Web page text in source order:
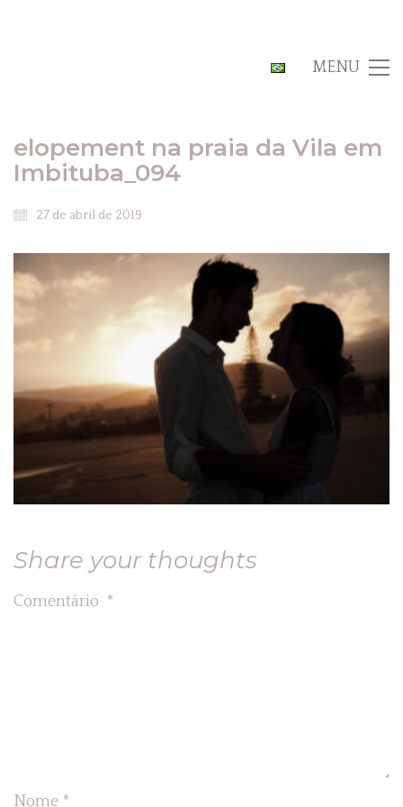
MENU
elopement na praia da Vila em
Imbituba_094
27 de abril de 2019
Share your thoughts
Comentário *
Nome *